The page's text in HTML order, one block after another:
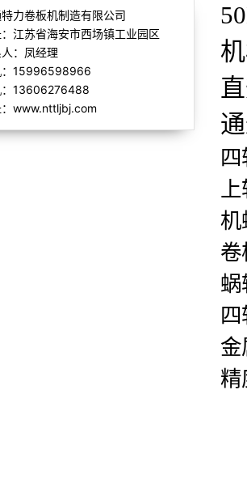
力卷板机制造有限公司
江苏省海安市西场镇工业园区
：凤经理
：15996598966
：13606276488
：www.nttljbj.com
上
机
卷
蜗
金
精